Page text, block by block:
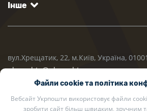
Інше
вул.Хрещатик, 22, м.Київ, Україна, 01001
ukrposhta@ukrposhta.ua
Файли cookie та політика
Вебсайт Укрпошти використовує файли
зробити сайт більш швидким, зручним